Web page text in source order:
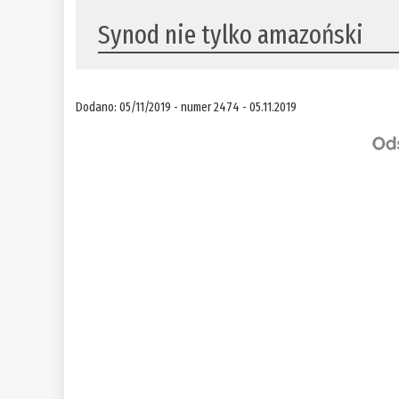
​Synod nie tylko amazoński
Dodano: 05/11/2019 - numer 2474 - 05.11.2019